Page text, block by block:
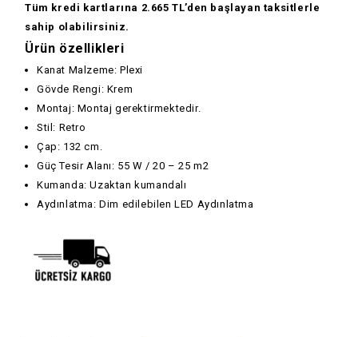
Tüm kredi kartlarına 2.665 TL’den başlayan taksitlerle
sahip olabilirsiniz.
Ürün özellikleri
Kanat Malzeme: Plexi
Gövde Rengi: Krem
Montaj: Montaj gerektirmektedir.
Stil: Retro
Çap: 132 cm.
Güç Tesir Alanı: 55 W / 20 – 25 m2
Kumanda: Uzaktan kumandalı
Aydınlatma: Dim edilebilen LED Aydınlatma